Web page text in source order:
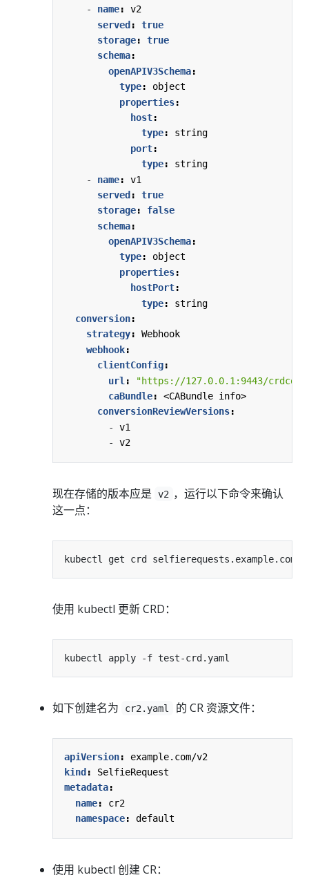
- name:
v2
served :
true
storage:
true
schema:
openAPIV3Schema:
type:
object
properties:
host:
type:
string
port:
type:
string
- name:
v1
served :
true
storage:
false
schema:
openAPIV3Schema:
type:
object
properties:
hostPort:
type:
string
conversion:
strategy:
Webhook
webhook:
clientConfig:
url :
"https://127.0.0.1:9443/
caBundle:
<CABundle info>
conversionReviewVersions:
- v1
- v2
现在存储的版本应是 v2 ，运行以下命令来确认
这一点：
kubectl get crd selfierequests.example.com
使用 kubectl 更新 CRD：
如下创建名为 cr2.yaml 的 CR 资源文件：
apiVersion:
example.com/v2
kind :
SelfieRequest
metadata:
name:
cr2
namespace: default
使用 kubectl 创建 CR：